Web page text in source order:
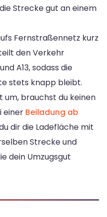
Strecke gut an einem
Fernstraßennetz kurz
den Verkehr
A13, sodass die
stets knapp bleibt.
um, brauchst du keinen
einer Beiladung ab
dir die Ladefläche mit
Strecke und
dein Umzugsgut